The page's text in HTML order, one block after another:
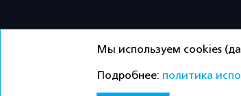
©ООО «Торговый дом «Кама» 2026 /
Мы используем cookies
Подробнее: политика